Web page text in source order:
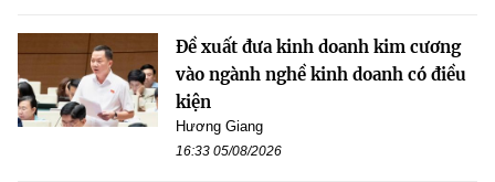
Đề xuất đưa kinh doanh kim cương
vào ngành nghề kinh doanh có điều
kiện
Hương Giang
16:33 05/08/2026